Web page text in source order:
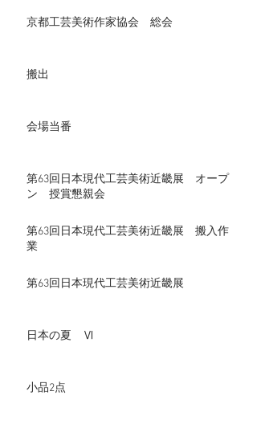
京都工芸美術作家協会 総会
搬出
会場当番
第63回日本現代工芸美術近畿展 オープ
ン 授賞懇親会
第63回日本現代工芸美術近畿展 搬入作
業
第63回日本現代工芸美術近畿展
日本の夏 Ⅵ
小品2点